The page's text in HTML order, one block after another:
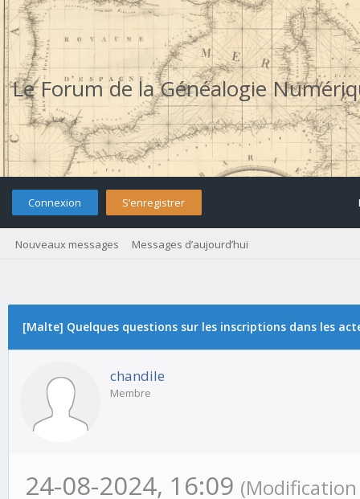
Le Forum de la Généalogie
Connexion S’enregistrer
Nouveaux messages Messages d’aujourd’hui
[Malte] Quelques questions sur les inscriptions dans les
chandile
Membre
24-08-2024, 16:09